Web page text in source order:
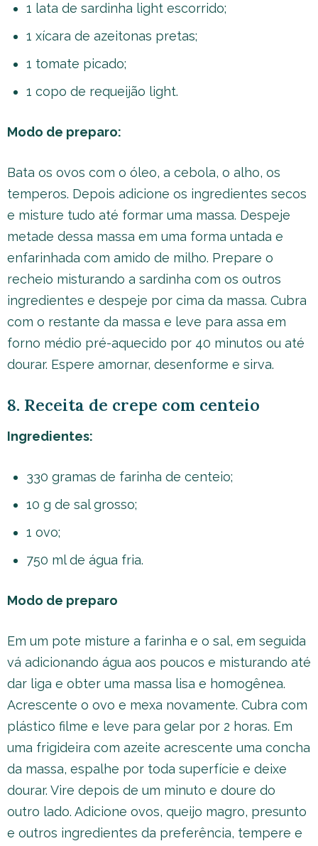
1 lata de sardinha light escorrido;
1 xícara de azeitonas pretas;
1 tomate picado;
1 copo de requeijão light.
Modo de preparo:
Bata os ovos com o óleo, a cebola, o alho, os
temperos. Depois adicione os ingredientes secos
e misture tudo até formar uma massa. Despeje
metade dessa massa em uma forma untada e
enfarinhada com amido de milho. Prepare o
recheio misturando a sardinha com os outros
ingredientes e despeje por cima da massa. Cubra
com o restante da massa e leve para assa em
forno médio pré-aquecido por 40 minutos ou até
dourar. Espere amornar, desenforme e sirva.
8. Receita de crepe com centeio
Ingredientes:
330 gramas de farinha de centeio;
10 g de sal grosso;
1 ovo;
750 ml de água fria.
Modo de preparo
Em um pote misture a farinha e o sal, em seguida
vá adicionando água aos poucos e misturando até
dar liga e obter uma massa lisa e homogênea.
Acrescente o ovo e mexa novamente. Cubra com
plástico filme e leve para gelar por 2 horas. Em
uma frigideira com azeite acrescente uma concha
da massa, espalhe por toda superfície e deixe
dourar. Vire depois de um minuto e doure do
outro lado. Adicione ovos, queijo magro, presunto
e outros ingredientes da preferência, tempere e